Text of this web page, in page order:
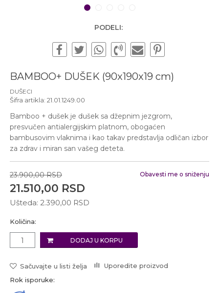
1
PODELI:
BAMBOO+ DUŠEK (90x190x19 cm)
DUŠECI
Šifra artikla: 21.01.1249.00
Bamboo + dušek je dušek sa džepnim jezgrom,
presvučen antialergijskim platnom, obogaćen
bambusovim vlaknima i kao takav predstavlja odličan izbor
za zdrav i miran san vašeg deteta.
23.900,00 RSD
21.510,00 RSD
Ušteda: 2.390,00 RSD
Obavesti me o sniženju
Količina:
DODAJ U KORPU
Sačuvajte u listi želja
Uporedite proizvod
Rok isporuke: